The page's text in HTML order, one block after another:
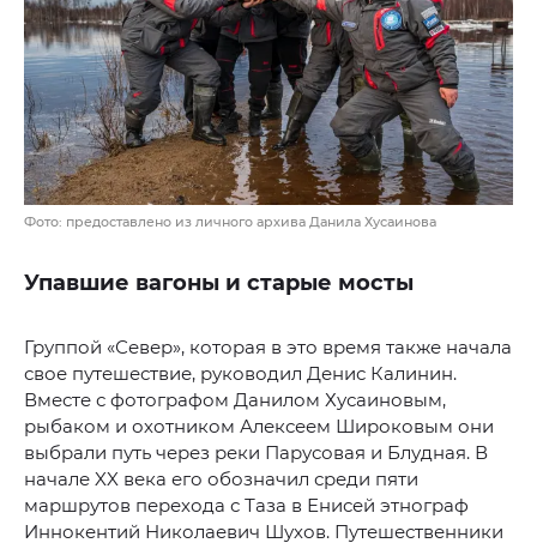
Фото: предоставлено из личного архива Данила Хусаинова
Упавшие вагоны и старые мосты
Группой «Север», которая в это время также начала
свое путешествие, руководил Денис Калинин.
Вместе с фотографом Данилом Хусаиновым,
рыбаком и охотником Алексеем Широковым они
выбрали путь через реки Парусовая и Блудная. В
начале XX века его обозначил среди пяти
маршрутов перехода с Таза в Енисей этнограф
Иннокентий Николаевич Шухов. Путешественники